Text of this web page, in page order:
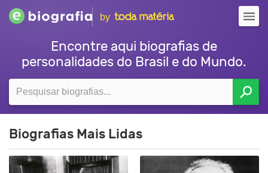
by
Encontre aqui biografias de
personalidades do Brasil e do Mundo.
Biografias Mais Lidas